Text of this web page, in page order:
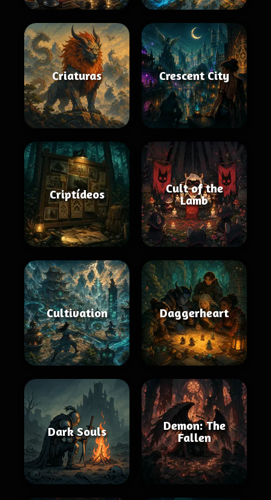
Criaturas Crescent City
Criptídeos
Cult of the
Lamb
Cultivation Daggerheart
Dark Souls
Demon: The
Fallen